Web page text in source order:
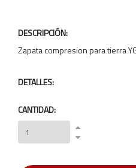
DESCRIPCIÓN:
Zapata compresion para tierra
DETALLES:
CANTIDAD: